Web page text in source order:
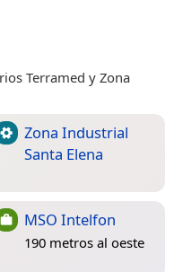
Terramed y Zona
Zona Industrial
Santa Elena
MSO Intelfon
190 metros al oeste